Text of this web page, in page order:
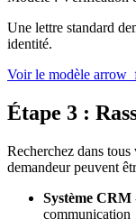
Une lettre standard
identité.
Voir le modèle
Étape 3 :
Recherchez dans tous
demandeur peuvent
Système CRM
communication